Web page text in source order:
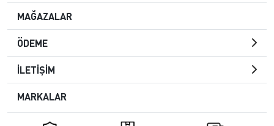
MAĞAZALAR
ÖDEME
İLETİŞİM
MARKALAR